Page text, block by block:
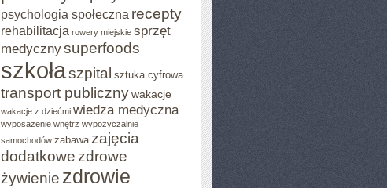
psychologia społeczna recepty
rehabilitacja rowery miejskie sprzęt
medycznysuperfoods
szkołaszpital sztuka cyfrowa
transport publicznywakacje
wakacje z dziećmi wiedza medyczna
wyposażenie wnętrz wypożyczalnie
samochodów zabawa zajęcia
dodatkowe zdrowe
żywienie zdrowie